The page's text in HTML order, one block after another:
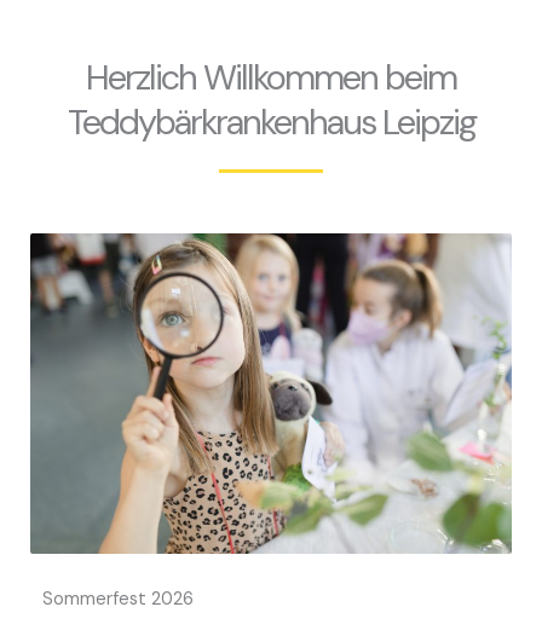
Herzlich Willkommen beim
Teddybärkrankenhaus Leipzig
Sommerfest 2026